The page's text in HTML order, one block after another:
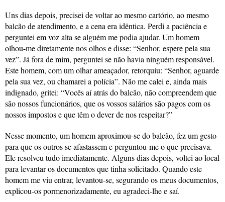
Uns dias depois, precisei de voltar ao mesmo cartório, ao mesmo
balcão de atendimento, e a cena era idêntica. Perdi a paciência e
perguntei em voz alta se alguém me podia ajudar. Um homem
olhou-me diretamente nos olhos e disse: “Senhor, espere pela sua
vez”. Já fora de mim, perguntei se não havia ninguém responsável.
Este homem, com um olhar ameaçador, retorquiu: “Senhor, aguarde
pela sua vez, ou chamarei a polícia”. Não me calei e, ainda mais
indignado, gritei: “Vocês aí atrás do balcão, não compreendem que
são nossos funcionários, que os vossos salários são pagos com os
nossos impostos e que têm o dever de nos respeitar?”
Nesse momento, um homem aproximou-se do balcão, fez um gesto
para que os outros se afastassem e perguntou-me o que precisava.
Ele resolveu tudo imediatamente. Alguns dias depois, voltei ao local
para levantar os documentos que tinha solicitado. Quando este
homem me viu entrar, levantou-se, segurando os meus documentos,
explicou-os pormenorizadamente, eu agradeci-lhe e saí.